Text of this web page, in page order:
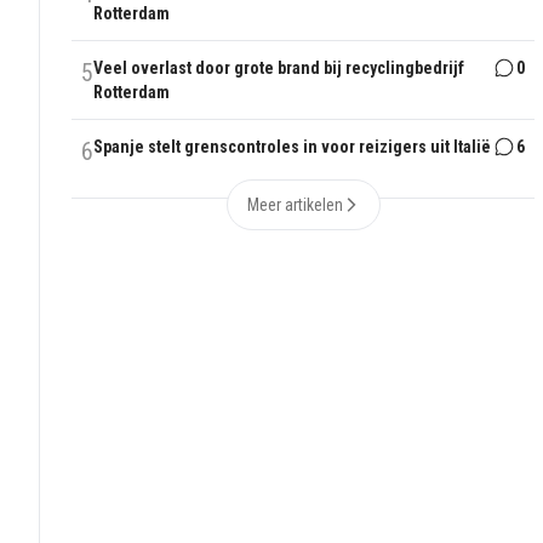
Rotterdam
5Veel overlast door grote brand bij recyclingbedrijf
Rotterdam
0
6Spanje stelt grenscontroles in voor reizigers uit Italië 6
Meer artikelen